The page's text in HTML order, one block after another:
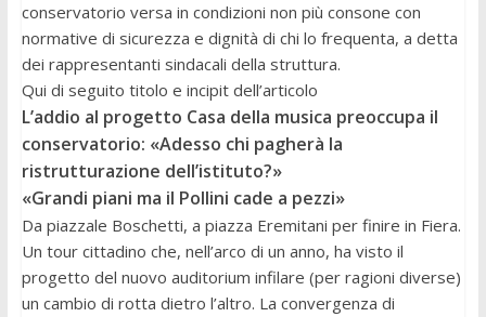
conservatorio versa in condizioni non più consone con
normative di sicurezza e dignità di chi lo frequenta, a detta
dei rappresentanti sindacali della struttura.
Qui di seguito titolo e incipit dell’articolo
L’addio al progetto Casa della musica preoccupa il
conservatorio: «Adesso chi pagherà la
ristrutturazione dell’istituto?»
«Grandi piani ma il Pollini cade a pezzi»
Da piazzale Boschetti, a piazza Eremitani per finire in Fiera.
Un tour cittadino che, nell’arco di un anno, ha visto il
progetto del nuovo auditorium infilare (per ragioni diverse)
un cambio di rotta dietro l’altro. La convergenza di